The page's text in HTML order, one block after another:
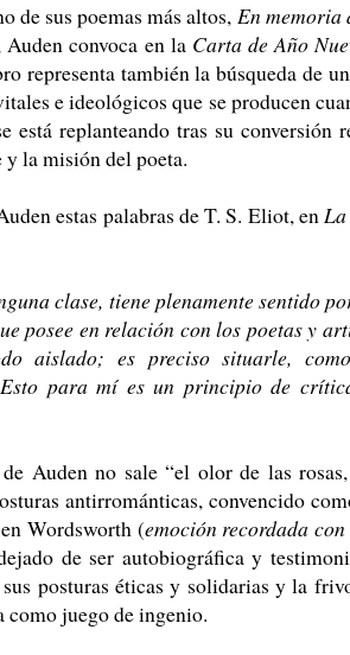
de sus poemas más altos, En memoria
convoca en la Carta de Año
representa también la búsqueda de
e ideológicos que se producen
está replanteando tras su conversión
la misión del poeta.
estas palabras de T. S. Eliot, en
clase, tiene plenamente sentido
posee en relación con los poetas y
aislado; es preciso situarle,
para mí es un principio de
Auden no sale “el olor de las
antirrománticas, convencido
Wordsworth (emoción recordada
de ser autobiográfica y
posturas éticas y solidarias y la
como juego de ingenio.